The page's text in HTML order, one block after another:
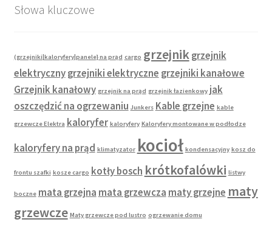
Słowa kluczowe
(grzejniki|kaloryfery|panele} na prąd cargo grzejnik grzejnik
elektryczny grzejniki elektryczne grzejniki kanałowe
Grzejnik kanałowy grzejnik na prąd grzejnik łazienkowy jak
oszczędzić na ogrzewaniu Junkers Kable grzejne kable
grzewcze Elektra kaloryfer kaloryfery Kaloryfery montowane w podłodze
kaloryfery na prąd klimatyzator kocioł kondensacyjny kosz do
frontu szafki kosze cargo kotły bosch krótkofalówki listwy
boczne mata grzejna mata grzewcza maty grzejne maty
grzewcze Maty grzewcze pod lustro ogrzewanie domu